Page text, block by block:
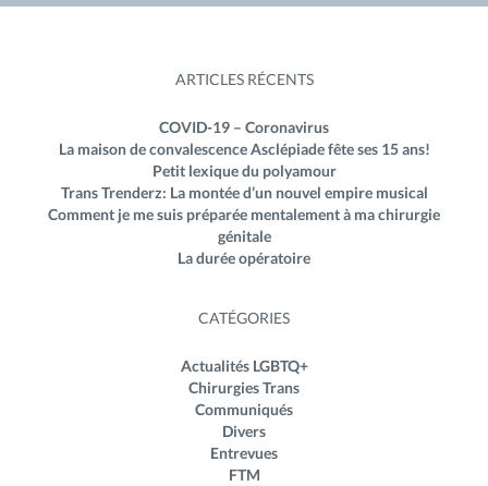
ARTICLES RÉCENTS
COVID-19 – Coronavirus
La maison de convalescence Asclépiade fête ses 15 ans!
Petit lexique du polyamour
Trans Trenderz: La montée d’un nouvel empire musical
Comment je me suis préparée mentalement à ma chirurgie
génitale
La durée opératoire
CATÉGORIES
Actualités LGBTQ+
Chirurgies Trans
Communiqués
Divers
Entrevues
FTM